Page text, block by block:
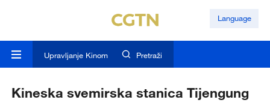
Language
Upravljanje Kinom Pretraži
Kineska svemirska stanica Tijengung